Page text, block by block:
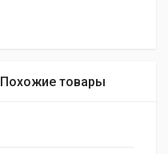
Похожие товары